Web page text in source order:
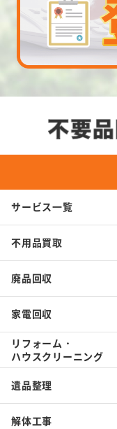
サービス一覧
不用品買取
廃品回収
家電回収
リフォーム・
ハウスクリーニング
遺品整理
解体工事